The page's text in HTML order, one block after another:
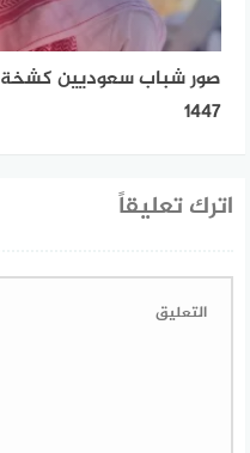
صور شباب سعوديين كشخة
1447
اترك تعليقاً